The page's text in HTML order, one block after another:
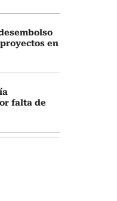
en
falta de